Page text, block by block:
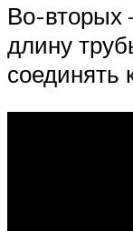
Во-вторых
длину
соединять